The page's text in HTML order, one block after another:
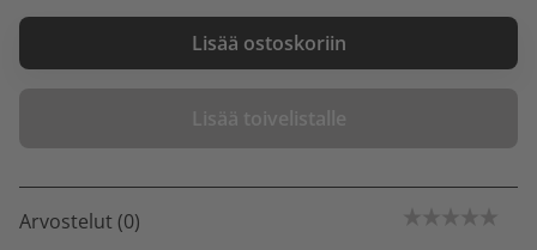
Lisää ostoskoriin
Lisää toivelistalle
Arvostelut (0)